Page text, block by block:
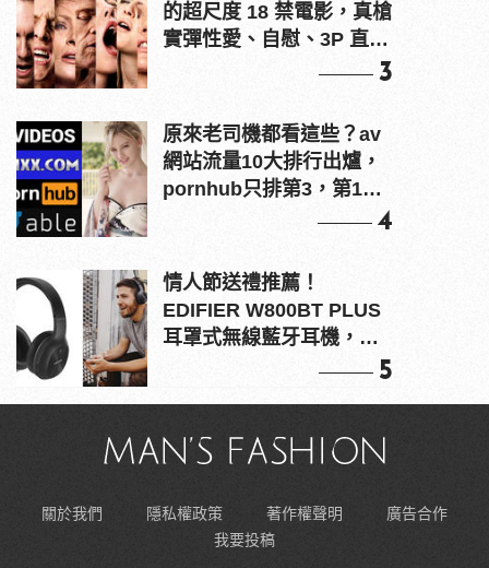
的超尺度 18 禁電影，真槍
實彈性愛、自慰、3P 直接
3
原來老司機都看這些？av
網站流量10大排行出爐，
pornhub只排第3，第1名
4
情人節送禮推薦！
EDIFIER W800BT PLUS
耳罩式無線藍牙耳機，在
5
關於我們 隱私權政策 著作權聲明
廣告合作
我要投稿